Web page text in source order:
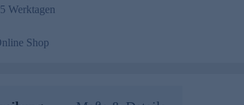
Werktagen
Shop